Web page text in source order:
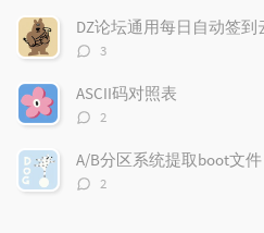
数：
DZ论坛通用每日自动签到
评
数：
3
ASCII码对照表
评
数：
2
A/B分区系统提取boot文
评
2